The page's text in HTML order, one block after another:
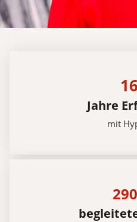
Jahre
mit